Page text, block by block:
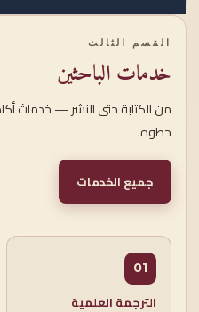
القسم الثالث
خدمات الباحثين
من الكتابة حتى النشر — خدماتٌ
خطوة.
جميع الخدمات
01
الترجمة العلمية